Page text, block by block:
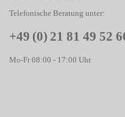
Telefonische Beratung unter:
+49 (0) 21 81 49 52
Mo-Fr 08:00 - 17:00 Uhr